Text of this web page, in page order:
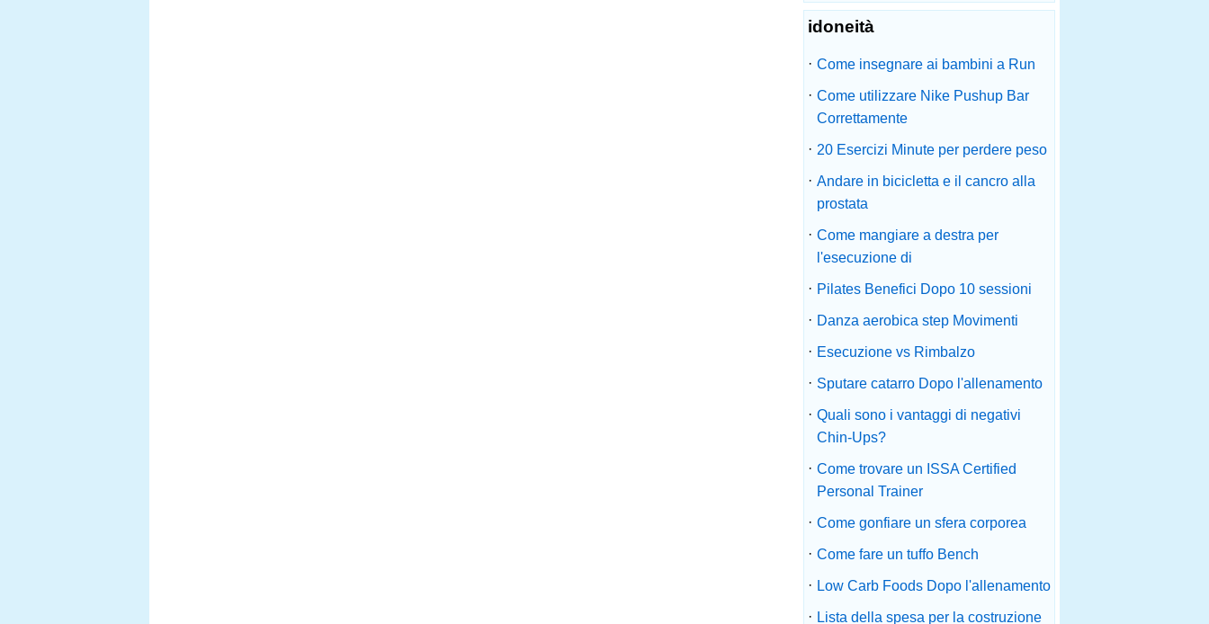
idoneità
· Come insegnare ai bambini a Run
· Come utilizzare Nike Pushup Bar
Correttamente
· 20 Esercizi Minute per perdere peso
· Andare in bicicletta e il cancro alla
prostata
· Come mangiare a destra per
l'esecuzione di
· Pilates Benefici Dopo 10 sessioni
· Danza aerobica step Movimenti
· Esecuzione vs Rimbalzo
· Sputare catarro Dopo l'allenamento
· Quali sono i vantaggi di negativi
Chin-Ups?
· Come trovare un ISSA Certified
Personal Trainer
· Come gonfiare un sfera corporea
· Come fare un tuffo Bench
· Low Carb Foods Dopo l'allenamento
· Lista della spesa per la costruzione